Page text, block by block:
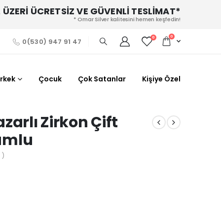
ÜCRETSİZ VE GÜVENLİ TESLİMAT*
* Omar Silver kalitesini hemen keşfedin!
0(530) 947 91 47 0 0
Çocuk Çok Satanlar Kişiye Özel
Zirkon Çift
)